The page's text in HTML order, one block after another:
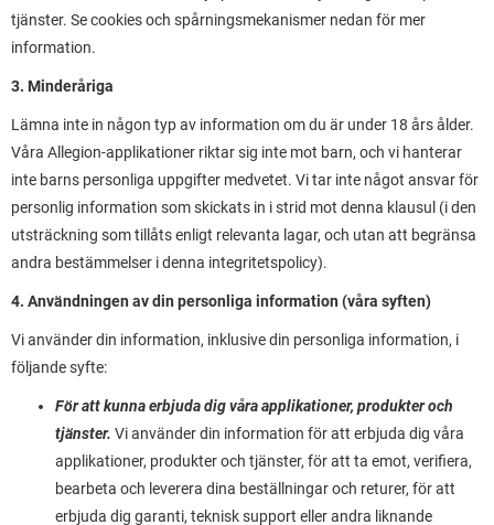
tjänster. Se cookies och spårningsmekanismer nedan för mer
information.
3. Minderåriga
Lämna inte in någon typ av information om du är under 18 års ålder.
Våra Allegion-applikationer riktar sig inte mot barn, och vi hanterar
inte barns personliga uppgifter medvetet. Vi tar inte något ansvar för
personlig information som skickats in i strid mot denna klausul (i den
utsträckning som tillåts enligt relevanta lagar, och utan att begränsa
andra bestämmelser i denna integritetspolicy).
4. Användningen av din personliga information (våra syften)
Vi använder din information, inklusive din personliga information, i
följande syfte:
För att kunna erbjuda dig våra applikationer, produkter och
tjänster. Vi använder din information för att erbjuda dig våra
applikationer, produkter och tjänster, för att ta emot, verifiera,
bearbeta och leverera dina beställningar och returer, för att
erbjuda dig garanti, teknisk support eller andra liknande